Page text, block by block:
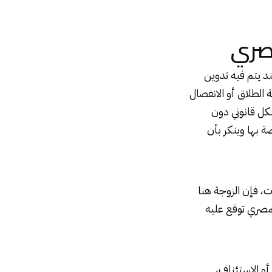
يتم فيه تدوين
الطلاق أو الانفصال
قانوني دون
بها وينكر بأن
فإن الزوجة هنا
توقع عليه